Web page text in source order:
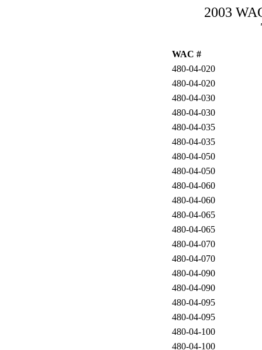
2003
WAC #
480-04-020
480-04-020
480-04-030
480-04-030
480-04-035
480-04-035
480-04-050
480-04-050
480-04-060
480-04-060
480-04-065
480-04-065
480-04-070
480-04-070
480-04-090
480-04-090
480-04-095
480-04-095
480-04-100
480-04-100